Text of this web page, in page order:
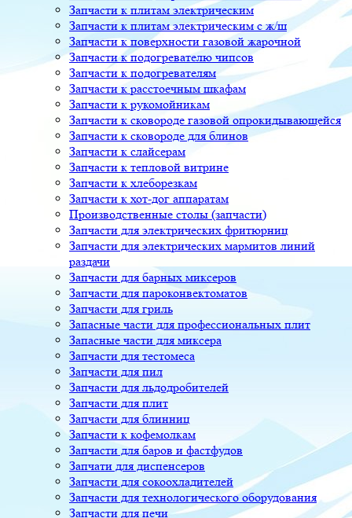
Запчасти к плитам электрическим
Запчасти к плитам электрическим с ж/ш
Запчасти к поверхности газовой жарочной
Запчасти к подогревателю чипсов
Запчасти к подогревателям
Запчасти к расстоечным шкафам
Запчасти к рукомойникам
Запчасти к сковороде газовой опрокидывающейся
Запчасти к сковороде для блинов
Запчасти к слайсерам
Запчасти к тепловой витрине
Запчасти к хлеборезкам
Запчасти к хот-дог аппаратам
Производственные столы (запчасти)
Запчасти для электрических фритюрниц
Запчасти для электрических мармитов линий
раздачи
Запчасти для барных миксеров
Запчасти для пароконвектоматов
Запчасти для гриль
Запасные части для профессиональных плит
Запасные части для миксера
Запчасти для тестомеса
Запчасти для пил
Запчасти для льдодробителей
Запчасти для плит
Запчасти для блинниц
Запчасти к кофемолкам
Запчасти для баров и фастфудов
Запчати для диспенсеров
Запчасти для сокоохладителей
Запчасти для технологического оборудования
Запчасти для печи